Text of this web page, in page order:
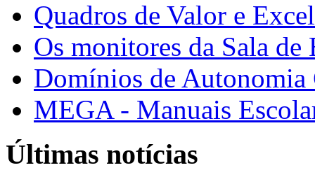
Quadros de Valor e
Os monitores da Sala de
Domínios de Autonomia
MEGA - Manuais
Últimas notícias